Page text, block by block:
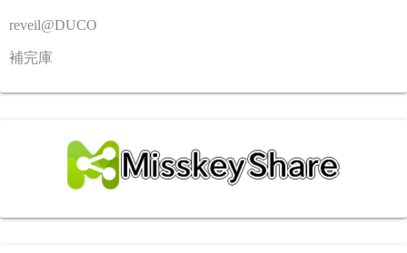
reveil@DUCO
補完庫